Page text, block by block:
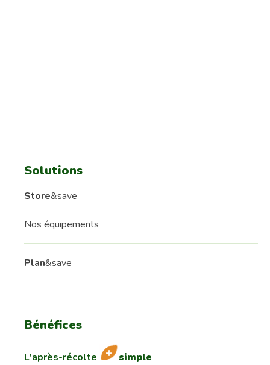
Solutions
Store&save
Nos équipements
Plan&save
Bénéfices
L'après-récolte
simple